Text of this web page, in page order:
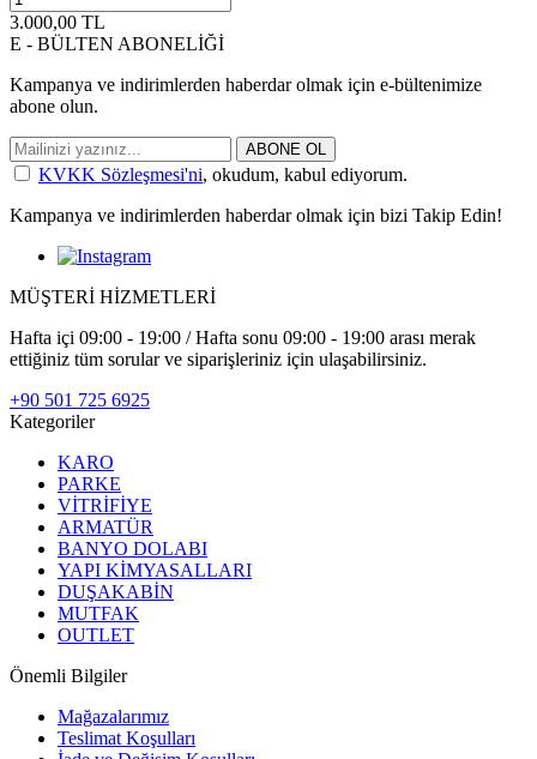
3.000,00 TL
E - BÜLTEN ABONELİĞİ
Kampanya ve indirimlerden haberdar olmak için e-bültenimize
abone olun.
ABONE OL
KVKK Sözleşmesi'ni, okudum, kabul ediyorum.
Kampanya ve indirimlerden haberdar olmak için bizi Takip Edin!
MÜŞTERİ HİZMETLERİ
Hafta içi 09:00 - 19:00 / Hafta sonu 09:00 - 19:00 arası merak
ettiğiniz tüm sorular ve siparişleriniz için ulaşabilirsiniz.
+90 501 725 6925
Kategoriler
KARO
PARKE
VİTRİFİYE
ARMATÜR
BANYO DOLABI
YAPI KİMYASALLARI
DUŞAKABİN
MUTFAK
OUTLET
Önemli Bilgiler
Mağazalarımız
Teslimat Koşulları